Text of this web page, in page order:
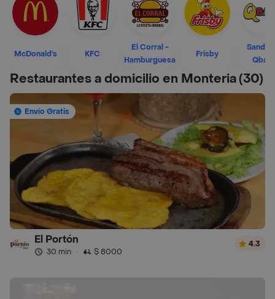
McDonald's KFC
El Corral -
Hamburguesa
Frisby
Restaurantes a domicilio en Monteria(30)
Envío Gratis
El Portón
30 min · $ 8000
4.3